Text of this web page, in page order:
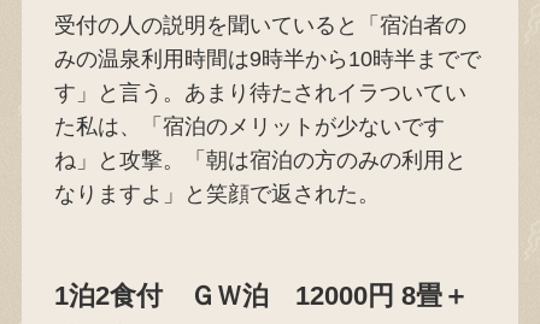
受付の人の説明を聞いていると「宿泊者の
みの温泉利用時間は9時半から10時半までで
す」と言う。あまり待たされイラついてい
た私は、「宿泊のメリットが少ないです
ね」と攻撃。「朝は宿泊の方のみの利用と
なりますよ」と笑顔で返された。
1泊2食付 ＧＷ泊 12000円 8畳＋